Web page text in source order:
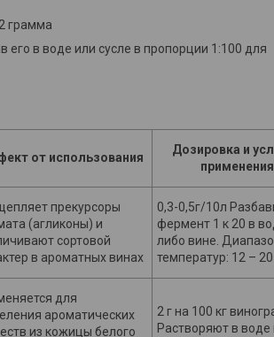
грамма
в воде или сусле в пропорции 1:100 для
от использования
Дозировка и
применения
прекурсоры
(агликоны) и
сортовой
в ароматных винах
0,3-0,5г/10л
фермент 1 к 20 в
либо вине.
температур: 12 – 20
для
ароматических
из кожицы белого
2 г на 100 кг
Растворяют в воде